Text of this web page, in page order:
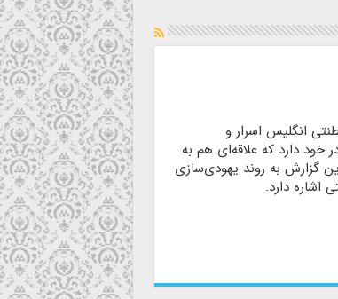
انگلیس اسرار و
خود دارد که علاقه‌ای هم به
گزارش به روند یهودی‌سازی
اشاره دارد.